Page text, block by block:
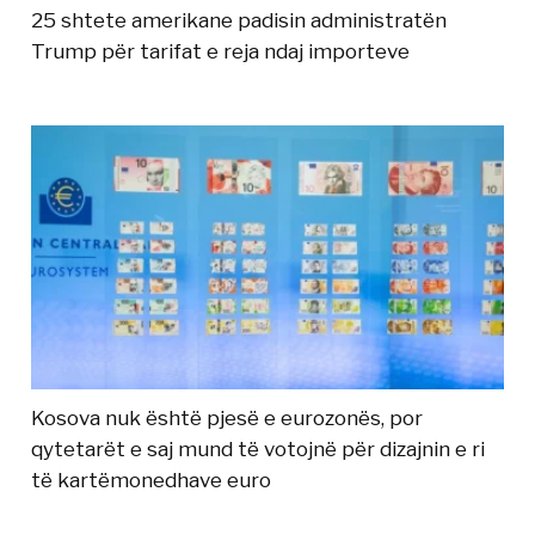
25 shtete amerikane padisin administratën
Trump për tarifat e reja ndaj importeve
Kosova nuk është pjesë e eurozonës, por
qytetarët e saj mund të votojnë për dizajnin e ri
të kartëmonedhave euro